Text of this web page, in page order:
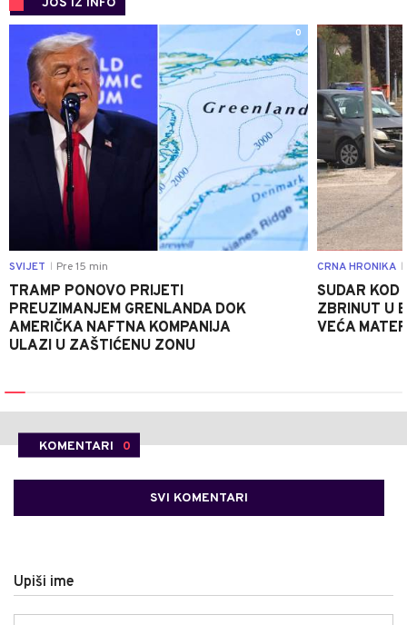
0
SVIJET Pre 15 min
TRAMP PONOVO PRIJETI
PREUZIMANJEM GRENLANDA DOK
AMERIČKA NAFTNA KOMPANIJA
ULAZI U ZAŠTIĆENU ZONU
CRNA HRONIKA
SUDAR KOD
ZBRINUT U
VEĆA
KOMENTARI 0
SVI KOMENTARI
Upiši ime